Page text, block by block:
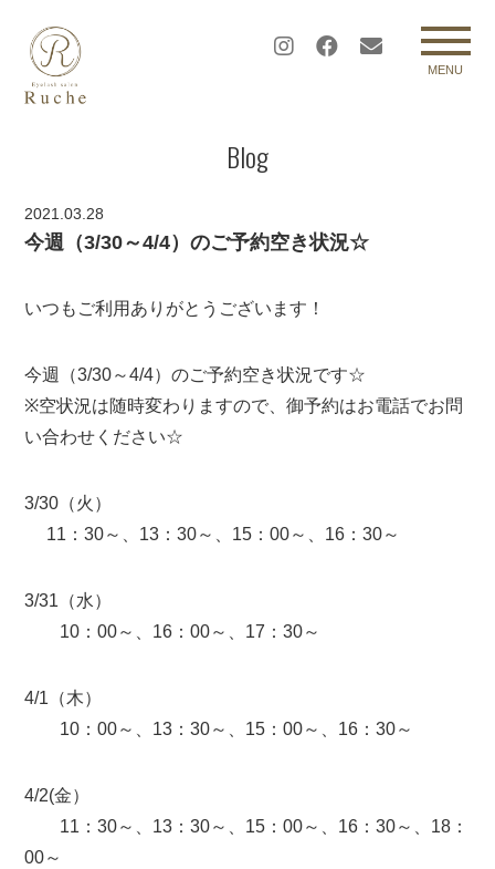
MENU
Blog
2021.03.28
今週（3/30～4/4）のご予約空き状況☆
いつもご利用ありがとうございます！
今週（3/30～4/4）のご予約空き状況です☆
※空状況は随時変わりますので、御予約はお電話でお問
い合わせください☆
3/30（火）
11：30～、13：30～、15：00～、16：30～
3/31（水）
10：00～、16：00～、17：30～
4/1（木）
10：00～、13：30～、15：00～、16：30～
4/2(金）
11：30～、13：30～、15：00～、16：30～、18：
00～